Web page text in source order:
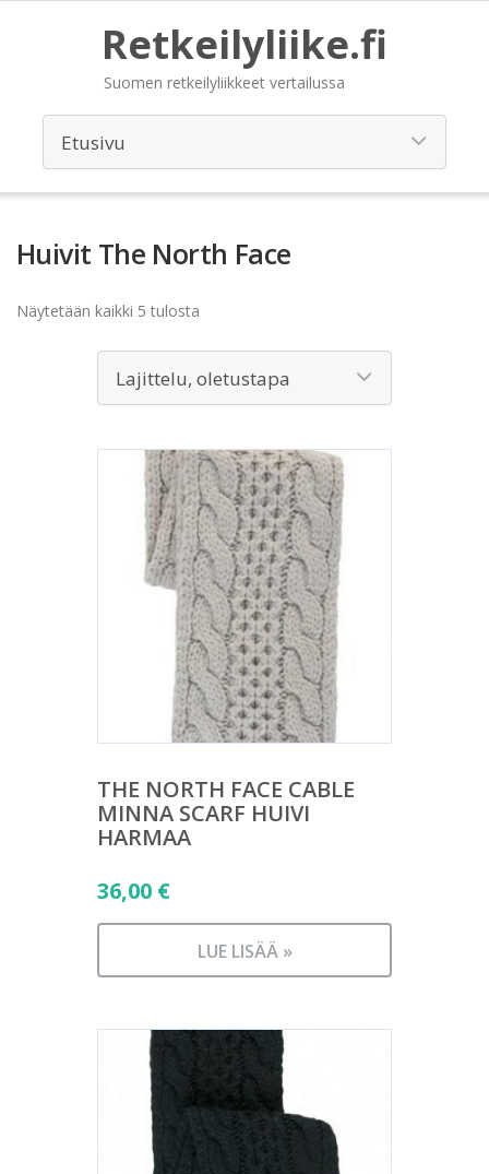
Retkeilyliike.fi
Suomen retkeilyliikkeet vertailussa
Huivit The North Face
Näytetään kaikki 5 tulosta
THE NORTH FACE CABLE
MINNA SCARF HUIVI
HARMAA
36,00 €
LUE LISÄÄ »